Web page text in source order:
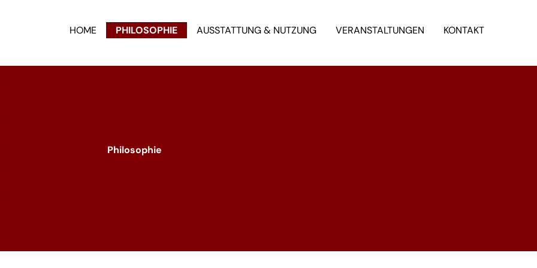
HOME PHILOSOPHIE AUSSTATTUNG & NUTZUNG VERANSTALTUNGEN KONTAKT
Philosophie